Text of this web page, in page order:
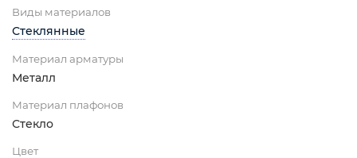
Виды материалов
Стеклянные
Материал арматуры
Металл
Материал плафонов
Стекло
Цвет